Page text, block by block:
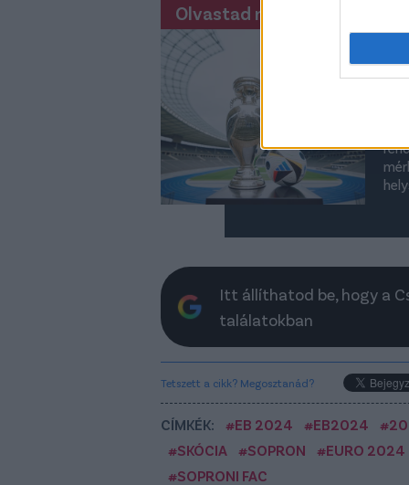
Olvastad már?
Itt állíthatod be, hogy a
találatokban
Tetszett a cikk? Megosztanád?
CÍMKÉK: #EB 2024 #EB2024
#SKÓCIA
#SOPRON
#EURO 2024
#SOPRONI FAC